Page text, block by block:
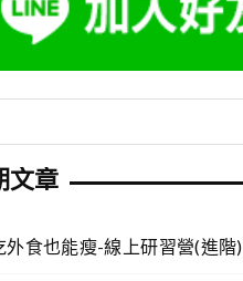
文章
外食也能瘦-線上研習營(進階)